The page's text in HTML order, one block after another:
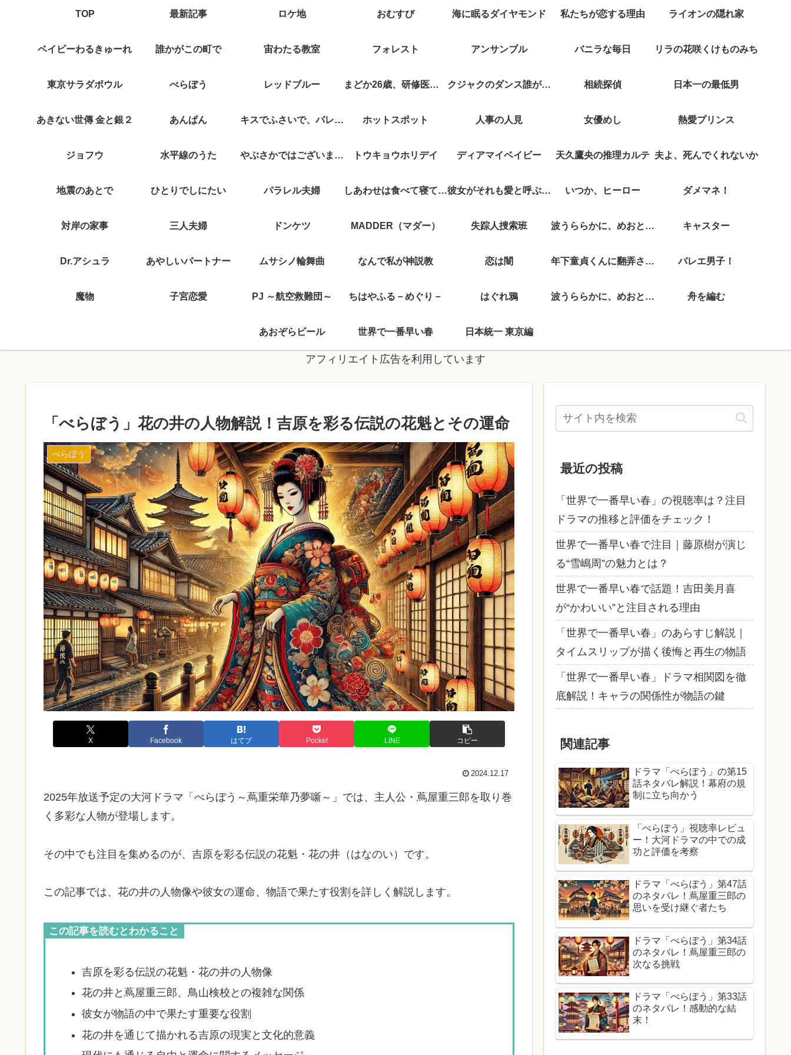
TOP 最新記事 ロケ地 おむすび 海に眠るダイヤモンド 私たちが恋する理由 ライオンの隠れ家
ベイビーわるきゅーれ 誰かがこの町で 宙わたる教室 フォレスト アンサンブル バニラな毎日 リラの花咲くけものみち
東京サラダボウル べらぼう レッドブルー まどか26歳、研修医やってます！ クジャクのダンス誰が見た？ 相続探偵 日本一の最低男
あきない世傳 金と銀２ あんぱん キスでふさいで、バレないで。 ホットスポット 人事の人見 女優めし 熱愛プリンス
ジョフウ 水平線のうた やぶさかではございません トウキョウホリデイ ディアマイベイビー 天久鷹央の推理カルテ 夫よ、死んでくれないか
地震のあとで ひとりでしにたい パラレル夫婦 しあわせは食べて寝て待て 彼女がそれも愛と呼ぶなら いつか、ヒーロー ダメマネ！
対岸の家事 三人夫婦 ドンケツ MADDER（マダー） 失踪人捜索班 波うららかに、めおと日和 キャスター
Dr.アシュラ あやしいパートナー ムサシノ輪舞曲 なんで私が神説教 恋は闇 年下童貞くんに翻弄されてます バレエ男子！
魔物 子宮恋愛 PJ ～航空救難団～ ちはやふる－めぐり－ はぐれ鴉 波うららかに、めおと日和 舟を編む
あおぞらビール 世界で一番早い春 日本統一 東京編
アフィリエイト広告を利用しています
「べらぼう」花の井の人物解説！吉原を彩る伝説の花魁とその運命
べらぼう
X Facebook はてブ Pocket LINE コピー
2024.12.17
2025年放送予定の大河ドラマ「べらぼう～蔦重栄華乃夢噺～」では、主人公・蔦屋重三郎を取り巻
く多彩な人物が登場します。
その中でも注目を集めるのが、吉原を彩る伝説の花魁・花の井（はなのい）です。
この記事では、花の井の人物像や彼女の運命、物語で果たす役割を詳しく解説します。
この記事を読むとわかること
吉原を彩る伝説の花魁・花の井の人物像
花の井と蔦屋重三郎、鳥山検校との複雑な関係
彼女が物語の中で果たす重要な役割
花の井を通じて描かれる吉原の現実と文化的意義
最近の投稿
「世界で一番早い春」の視聴率は？注目
ドラマの推移と評価をチェック！
世界で一番早い春で注目｜藤原樹が演じ
る“雪嶋周”の魅力とは？
世界で一番早い春で話題！吉田美月喜
が“かわいい”と注目される理由
「世界で一番早い春」のあらすじ解説｜
タイムスリップが描く後悔と再生の物語
「世界で一番早い春」ドラマ相関図を徹
底解説！キャラの関係性が物語の鍵
関連記事
ドラマ「べらぼう」の第15
話ネタバレ解説！幕府の規
制に立ち向かう
「べらぼう」視聴率レビュ
ー！大河ドラマの中での成
功と評価を考察
ドラマ「べらぼう」第47話
のネタバレ！蔦屋重三郎の
思いを受け継ぐ者たち
ドラマ「べらぼう」第34話
のネタバレ！蔦屋重三郎の
次なる挑戦
ドラマ「べらぼう」第33話
のネタバレ！感動的な結
末！